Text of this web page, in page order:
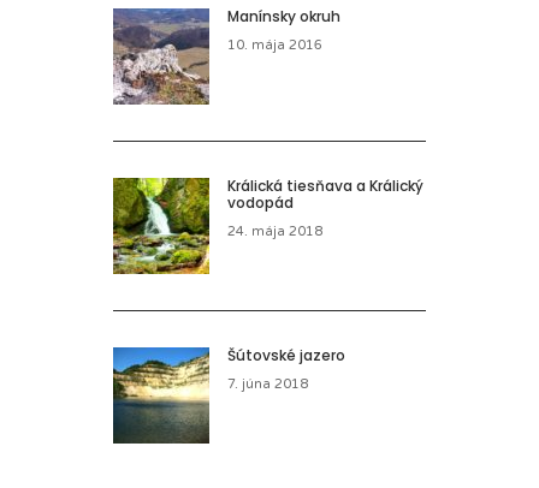
Manínsky okruh
10. mája 2016
Králická tiesňava a Králický
vodopád
24. mája 2018
Šútovské jazero
7. júna 2018